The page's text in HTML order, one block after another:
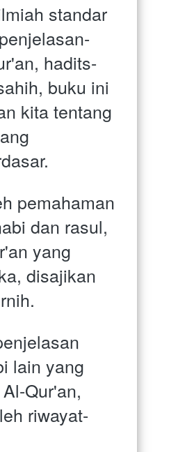
standar
hadits-
buku ini
kita tentang
pemahaman
dan rasul,
yang
disajikan
lain yang
Qur'an,
riwayat-